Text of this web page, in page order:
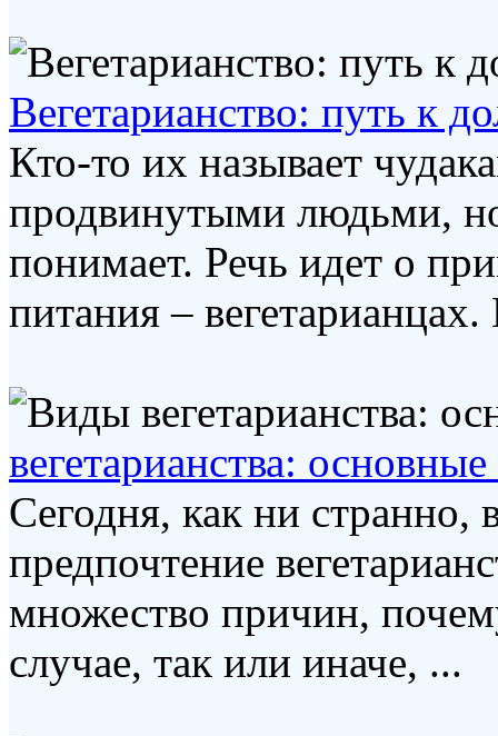
Вегетарианство: путь к
Кто-то их называет
продвинутыми людьми,
понимает. Речь идет о
питания –
вегетарианства:
Сегодня, как ни странно,
предпочтение
множество причин,
случае, так или иначе, ...